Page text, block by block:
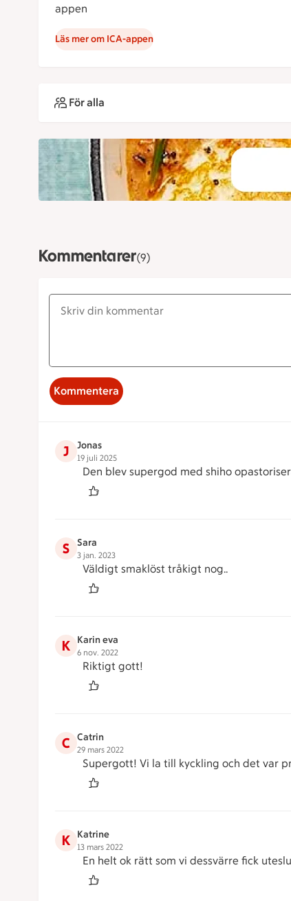
appen
Läs mer om ICA-appen
För alla
Kommentarer(9)
Kommentera
J Jonas
19 juli 2025
Den blev supergod med shiho
S Sara
3 jan. 2023
Väldigt smaklöst tråkigt nog..
K Karin eva
6 nov. 2022
Riktigt gott!
C Catrin
29 mars 2022
Supergott! Vi la till kyckling och det var
K Katrine
13 mars 2022
En helt ok rätt som vi dessvärre fick